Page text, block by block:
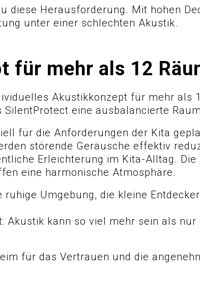
diese Herausforderung. Mit hohen
unter einer schlechten Akustik.
für mehr als 12
Akustikkonzept für mehr als
eine ausbalancierte
für die Anforderungen der Kita
störende Geräusche effektiv
Erleichterung im Kita-Alltag.
eine harmonische Atmosphäre.
Umgebung, die kleine
Akustik kann so viel mehr sein als
für das Vertrauen und die